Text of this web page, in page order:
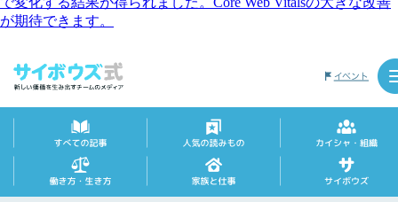
が期待できます。